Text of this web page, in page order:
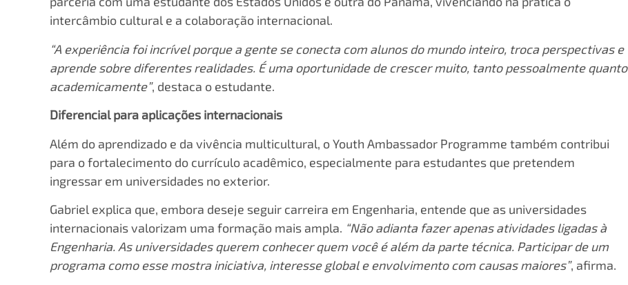
intercâmbio cultural e a colaboração internacional.
“A experiência foi incrível porque a gente se conecta com alunos do mundo inteiro, troca perspectivas e
aprende sobre diferentes realidades. É uma oportunidade de crescer muito, tanto pessoalmente quanto
academicamente”, destaca o estudante.
Diferencial para aplicações internacionais
Além do aprendizado e da vivência multicultural, o Youth Ambassador Programme também contribui
para o fortalecimento do currículo acadêmico, especialmente para estudantes que pretendem
ingressar em universidades no exterior.
Gabriel explica que, embora deseje seguir carreira em Engenharia, entende que as universidades
internacionais valorizam uma formação mais ampla. “Não adianta fazer apenas atividades ligadas à
Engenharia. As universidades querem conhecer quem você é além da parte técnica. Participar de um
programa como esse mostra iniciativa, interesse global e envolvimento com causas maiores”, afirma.